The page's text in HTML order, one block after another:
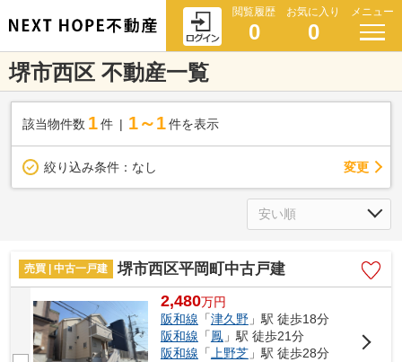
閲覧履歴
0
お気に入り
0
メニュー
堺市西区 不動産一覧
該当物件数 1件 1～1 件を表示
絞り込み条件： なし 変更
売買 | 中古一戸建 堺市西区平岡町中古戸建
2,480万円
阪和線 「津久野」駅 徒歩18分
阪和線 「鳳」駅 徒歩21分
阪和線 「上野芝」駅 徒歩28分